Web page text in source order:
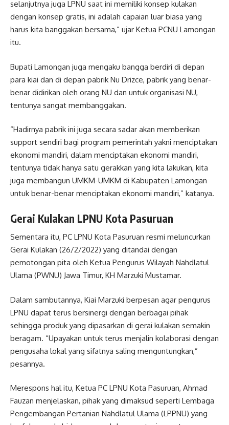
selanjutnya juga LPNU saat ini memiliki konsep kulakan
dengan konsep gratis, ini adalah capaian luar biasa yang
harus kita banggakan bersama,” ujar Ketua PCNU Lamongan
itu.
Bupati Lamongan juga mengaku bangga berdiri di depan
para kiai dan di depan pabrik Nu Drizce, pabrik yang benar-
benar didirikan oleh orang NU dan untuk organisasi NU,
tentunya sangat membanggakan.
“Hadirnya pabrik ini juga secara sadar akan memberikan
support sendiri bagi program pemerintah yakni menciptakan
ekonomi mandiri, dalam menciptakan ekonomi mandiri,
tentunya tidak hanya satu gerakkan yang kita lakukan, kita
juga membangun UMKM-UMKM di Kabupaten Lamongan
untuk benar-benar menciptakan ekonomi mandiri,” katanya.
Gerai Kulakan LPNU Kota Pasuruan
Sementara itu, PC LPNU Kota Pasuruan resmi meluncurkan
Gerai Kulakan (26/2/2022) yang ditandai dengan
pemotongan pita oleh Ketua Pengurus Wilayah Nahdlatul
Ulama (PWNU) Jawa Timur, KH Marzuki Mustamar.
Dalam sambutannya, Kiai Marzuki berpesan agar pengurus
LPNU dapat terus bersinergi dengan berbagai pihak
sehingga produk yang dipasarkan di gerai kulakan semakin
beragam. “Upayakan untuk terus menjalin kolaborasi dengan
pengusaha lokal yang sifatnya saling menguntungkan,”
pesannya.
Merespons hal itu, Ketua PC LPNU Kota Pasuruan, Ahmad
Fauzan menjelaskan, pihak yang dimaksud seperti Lembaga
Pengembangan Pertanian Nahdlatul Ulama (LPPNU) yang